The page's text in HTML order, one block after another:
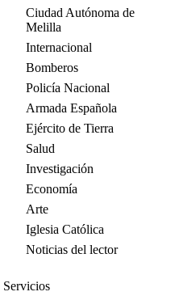
Ciudad Autónoma de
Melilla
Internacional
Bomberos
Policía Nacional
Armada Española
Ejército de Tierra
Salud
Investigación
Economía
Arte
Iglesia Católica
Noticias del lector
Servicios